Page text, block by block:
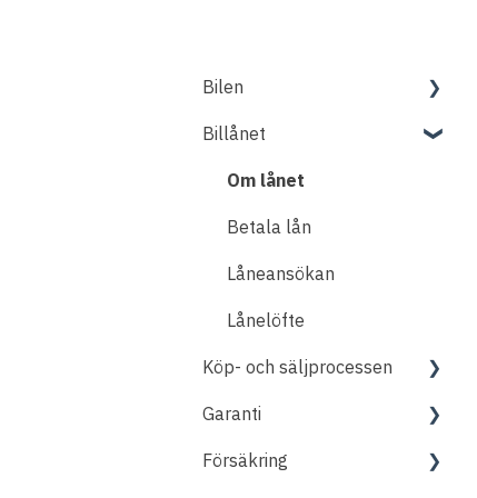
Bilen
Fordon
Billånet
Om lånet
Betala lån
Låneansökan
Lånelöfte
Köp- och säljprocessen
Köpa bil - bilen
Sälja bil - bilen
Garanti
Praktiska detaljer
Försäkring